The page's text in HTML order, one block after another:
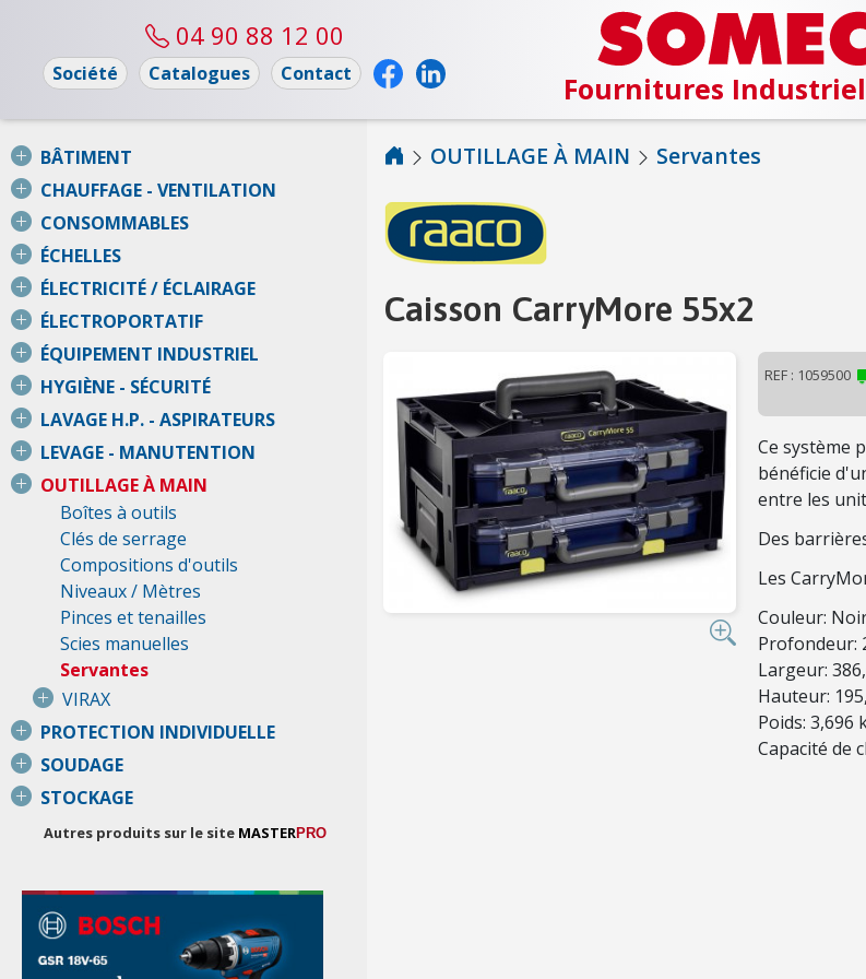
04 90 88 12 00
Société Catalogues Contact Fournitures
BÂTIMENT
CHAUFFAGE - VENTILATION
CONSOMMABLES
ÉCHELLES
ÉLECTRICITÉ / ÉCLAIRAGE
ÉLECTROPORTATIF
ÉQUIPEMENT INDUSTRIEL
HYGIÈNE - SÉCURITÉ
LAVAGE H.P. - ASPIRATEURS
LEVAGE - MANUTENTION
OUTILLAGE À MAIN
Boîtes à outils
Clés de serrage
Compositions d'outils
Niveaux / Mètres
Pinces et tenailles
Scies manuelles
Servantes
VIRAX
PROTECTION INDIVIDUELLE
SOUDAGE
STOCKAGE
Autres produits sur le site MASTERPRO
OUTILLAGE À MAIN Servantes
Caisson CarryMore 55x2
REF : 1059500
Ce système
bénéficie
entre les
Des
Les
Couleur:
Profondeur:
Largeur:
Hauteur:
Poids: 3,696
Capacité de